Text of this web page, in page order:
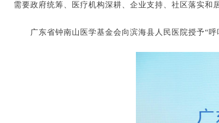
需要政府统筹、医疗机构深耕、企业支持、社区落实
广东省钟南山医学基金会向滨海县人民医院授予“